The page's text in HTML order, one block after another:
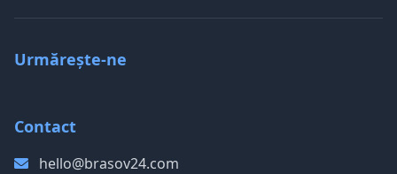
Urmărește-ne
Contact
hello@brasov24.com